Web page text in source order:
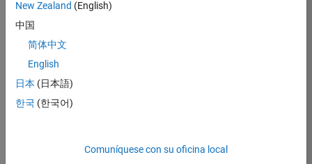
clases.
hiperplano que no contiene puntos de datos en su interior. Los
puntos de datos que marcan el límite de esta franja paralela y
están más cerca del hiperplano separador son los vectores de
soporte. Los vectores de soporte hacen referencia a un
subconjunto de las observaciones de entrenamiento que
New Zealand (English)
中国
简体中文
English
日本 (日本語)
한국 (한국어)
Comuníquese con su oficina local